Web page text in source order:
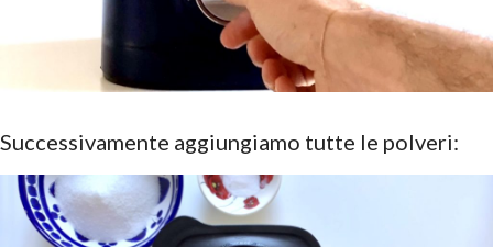
Successivamente aggiungiamo tutte le polveri: